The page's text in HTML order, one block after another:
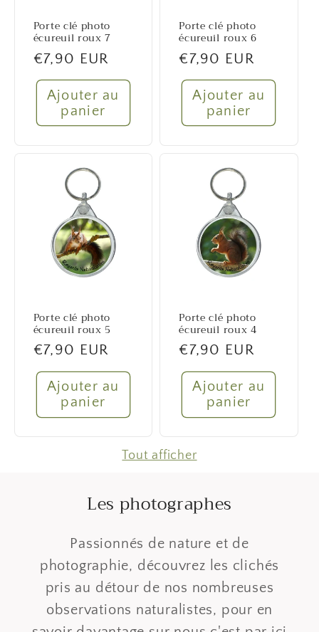
Porte clé photo
écureuil roux 7
Prix
habituel
€7,90 EUR
Ajouter au
panier
Porte clé photo
écureuil roux 6
Prix
habituel
€7,90 EUR
Ajouter au
panier
Porte clé photo
écureuil roux 5
Prix
habituel
€7,90 EUR
Ajouter au
panier
Porte clé photo
écureuil roux 4
Prix
habituel
€7,90 EUR
Ajouter au
panier
Tout afficher
Les photographes
Passionnés de nature et de
photographie, découvrez les clichés
pris au détour de nos nombreuses
observations naturalistes, pour en